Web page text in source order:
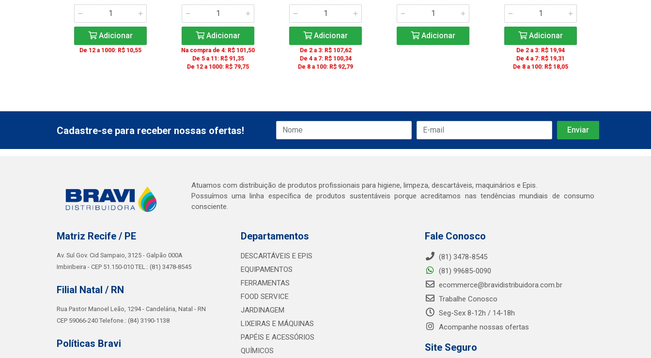
Adicionar
De 12 a 1000: R$ 10,55
Adicionar
Na compra de 4: R$ 101,50
De 5 a 11: R$ 91,35
De 12 a 1000: R$ 79,75
Adicionar
De 2 a 3: R$ 107,62
De 4 a 7: R$ 100,34
De 8 a 100: R$ 92,79
Adicionar Adicionar
De 2 a 3: R$ 19,94
De 4 a 7: R$ 19,31
De 8 a 100: R$ 18,05
Cadastre-se para receber nossas ofertas!
Atuamos com distribuição de produtos profissionais para higiene, limpeza, descartáveis, maquinários e Epis.
Possuímos uma linha específica de produtos sustentáveis porque acreditamos nas tendências mundiais de consumo
consciente.
Matriz Recife / PE
Av. Sul Gov. Cid Sampaio, 3125 - Galpão 000A
Imbiribeira - CEP 51.150-010 TEL.: (81) 3478-8545
Filial Natal / RN
Rua Pastor Manoel Leão, 1294 - Candelária, Natal - RN
CEP 59066-240 Telefone.: (84) 3190-1138
Políticas Bravi
Departamentos
DESCARTÁVEIS E EPIS
EQUIPAMENTOS
FERRAMENTAS
FOOD SERVICE
JARDINAGEM
LIXEIRAS E MÁQUINAS
PAPÉIS E ACESSÓRIOS
QUÍMICOS
Fale Conosco
(81) 3478-8545
(81) 99685-0090
ecommerce@bravidistribuidora.com.br
Trabalhe Conosco
Seg-Sex 8-12h / 14-18h
Acompanhe nossas ofertas
Site Seguro